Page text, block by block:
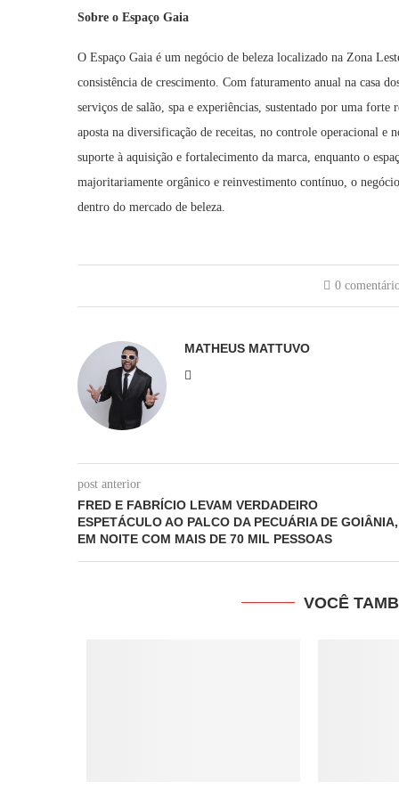
Sobre o Espaço Gaia
O Espaço Gaia é um negócio de beleza localizado na Zona
consistência de crescimento. Com faturamento anual na casa
serviços de salão, spa e experiências, sustentado por uma
aposta na diversificação de receitas, no controle operacional e
suporte à aquisição e fortalecimento da marca, enquanto o
majoritariamente orgânico e reinvestimento contínuo, o
dentro do mercado de beleza.
0
MATHEUS MATTUVO
post anterior
FRED E FABRÍCIO LEVAM VERDADEIRO
ESPETÁCULO AO PALCO DA PECUÁRIA DE GOIÂNIA,
EM NOITE COM MAIS DE 70 MIL PESSOAS
VOCÊ